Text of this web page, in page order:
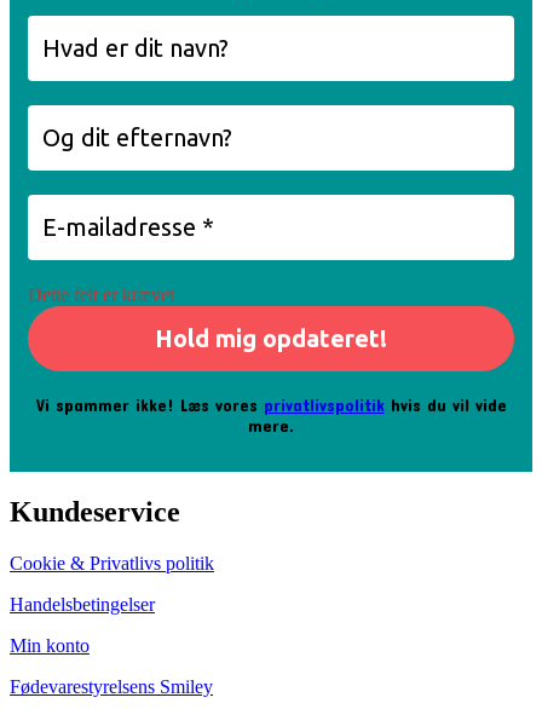
Dette felt er krævet
Vi spammer ikke! Læs vores privatlivspolitikhvis du vil vide
mere.
Kundeservice
Cookie & Privatlivs politik
Handelsbetingelser
Min konto
Fødevarestyrelsens Smiley